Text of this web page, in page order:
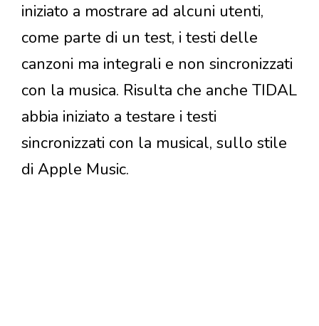
iniziato a mostrare ad alcuni utenti,
come parte di un test, i testi delle
canzoni ma integrali e non sincronizzati
con la musica. Risulta che anche TIDAL
abbia iniziato a testare i testi
sincronizzati con la musical, sullo stile
di Apple Music.